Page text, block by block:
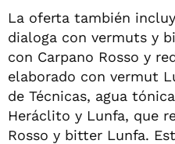
La oferta también
dialoga con vermuts y
con Carpano Rosso y
elaborado con vermut
de Técnicas, agua
Heráclito y Lunfa, que
Rosso y bitter Lunfa.